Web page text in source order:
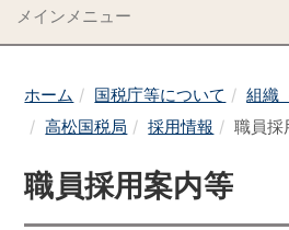
メインメニュー
ホーム 国税庁等について
組織
高松国税局
採用情報 職員採
職員採用案内等